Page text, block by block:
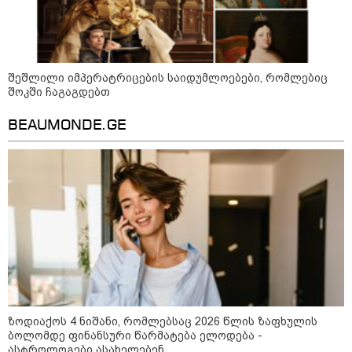
გადაარჩინა 56 წლის კაცმა
ბავშვები აბობოქრებულ ზღვაში
დახრჩობას
კატეგორიის ყველა სიახლე
"უნდა დაგვხვრიტოთ? - არა,
თქვენი დახვრეტა რაში გვაწყობს,
გუდაუთაში ქართველ ტყვეებში
უნდა გადაგცვალოთ..."
როდის დაიწყო რეალურად
საქართველო-რუსეთის ომი და
მთავარი შეცდომა, რომელიც
საბედისწერო გამოდგა
შეშლილი იმპერატრიცების საიდუმლოებები, რომლებიც
შოკში ჩაგაგდებთ
BEAUMONDE.GE
ზოდიაქოს 4 ნიშანი, რომლებსაც 2026 წლის ზაფხულის
ბოლომდე ფინანსური წარმატება ელოდება -